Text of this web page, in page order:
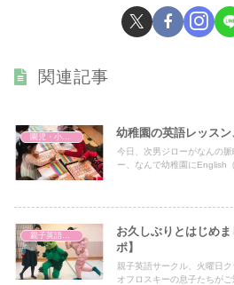
関連記事
幼稚園の英語レッス
今日、次男ジローがなんの
ー、なんで幼稚園にEnglish（
親子英語レッスン
お久しぶりとはじめ
ポ】
親子英語サークル、火曜日
オフロスキーの息子たちが